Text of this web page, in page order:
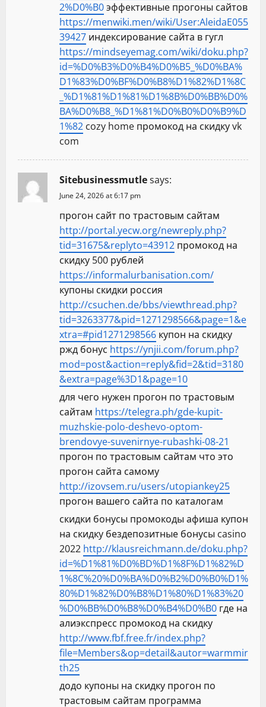
2%D0%B0эффективные прогоны сайтов
https://menwiki.men/wiki/User:AleidaE055
39427 индексирование сайта в гугл
https://mindseyemag.com/wiki/doku.php?
id=%D0%B3%D0%B4%D0%B5_%D0%BA%
D1%83%D0%BF%D0%B8%D1%82%D1%8C
_%D1%81%D1%81%D1%8B%D0%BB%D0%
BA%D0%B8_%D1%81%D0%B0%D0%B9%D
1%82 cozy home промокод на скидку vk
com
Sitebusinessmutlesays:
June 24, 2026 at 6:17 pm
прогон сайт по трастовым сайтам
http://portal.yecw.org/newreply.php?
tid=31675&replyto=43912 промокод на
скидку 500 рублей
https://informalurbanisation.com/
купоны скидки россия
http://csuchen.de/bbs/viewthread.php?
tid=3263377&pid=1271298566&page=1&e
xtra=#pid1271298566 купон на скидку
ржд бонус https://ynjii.com/forum.php?
mod=post&action=reply&fid=2&tid=3180
&extra=page%3D1&page=10
для чего нужен прогон по трастовым
сайтам https://telegra.ph/gde-kupit-
muzhskie-polo-deshevo-optom-
brendovye-suvenirnye-rubashki-08-21
прогон по трастовым сайтам что это
прогон сайта самому
http://izovsem.ru/users/utopiankey25
прогон вашего сайта по каталогам
скидки бонусы промокоды афиша купон
на скидку бездепозитные бонусы casino
2022 http://klausreichmann.de/doku.php?
id=%D1%81%D0%BD%D1%8F%D1%82%D
1%8C%20%D0%BA%D0%B2%D0%B0%D1%
80%D1%82%D0%B8%D1%80%D1%83%20
%D0%BB%D0%B8%D0%B4%D0%B0 где на
алиэкспресс промокод на скидку
http://www.fbf.free.fr/index.php?
file=Members&op=detail&autor=warmmir
th25
додо купоны на скидку прогон по
трастовым сайтам программа